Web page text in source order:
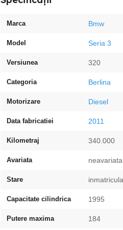
Marca Bmw
Model Seria 3
Versiunea 320
Categoria Berlina
Motorizare Diesel
Data fabricatiei 2011
Kilometraj 340.000
Avariata neavariata
Stare
Capacitate cilindrica 1995
Putere maxima 184